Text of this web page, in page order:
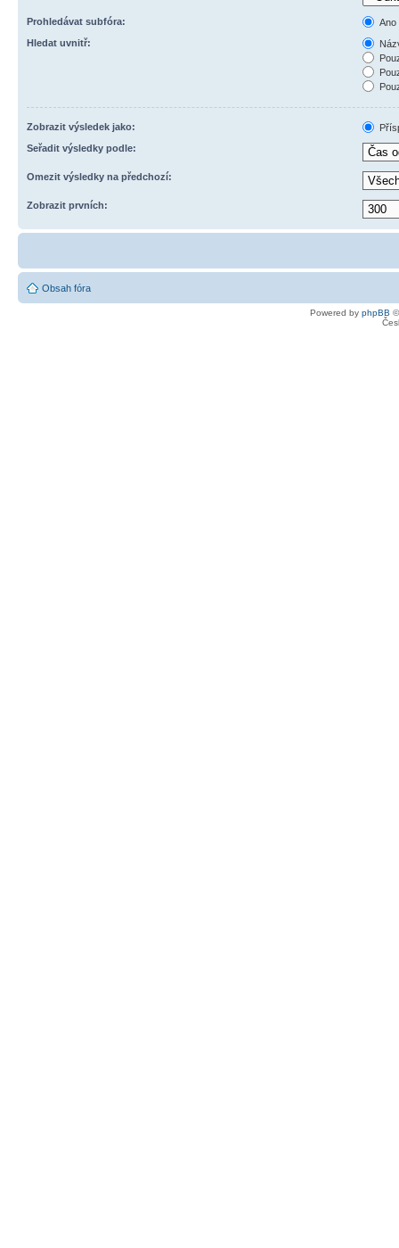
Prohledávat subfóra:
Ano
Hledat uvnitř:
Zobrazit výsledek jako:
Seřadit výsledky podle:
Omezit výsledky na předchozí:
Zobrazit prvních:
Obsah fóra
Powered by phpBB